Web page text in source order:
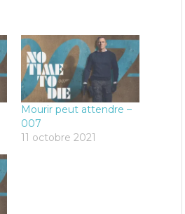
Mourir peut attendre –
007
11 octobre 2021